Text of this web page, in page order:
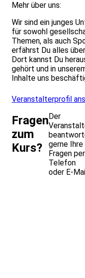
Mehr über uns:
Wir sind ein junges
für sowohl
Themen, als auch
erfährst Du alles
Dort kannst Du
gehört und in
Inhalte uns
Veranstalterprofil
Fragen
zum
Kurs?
Der
gerne Ihre
Fragen per
Telefon
oder E-